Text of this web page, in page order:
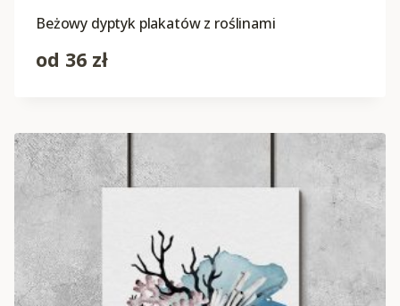
Beżowy dyptyk plakatów z roślinami
od 36 zł